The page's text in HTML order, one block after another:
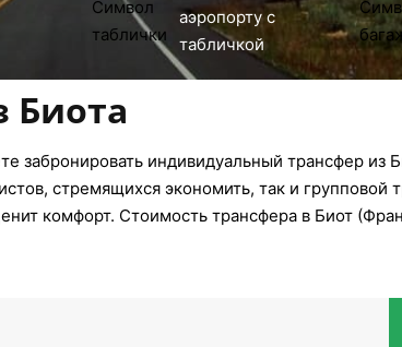
аэропорту с
табличкой
Биота
индивидуальный трансфер из
стремящихся экономить, так и групповой
комфорт. Стоимость трансфера в Биот